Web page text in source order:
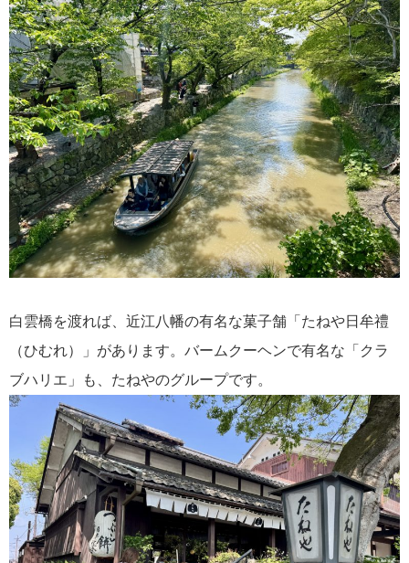
白雲橋を渡れば、近江八幡の有名な菓子舗「たねや日牟禮
（ひむれ）」があります。バームクーヘンで有名な「クラ
ブハリエ」も、たねやのグループです。